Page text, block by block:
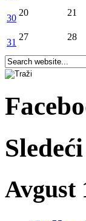
30
20 21
31
27 28
Avgust